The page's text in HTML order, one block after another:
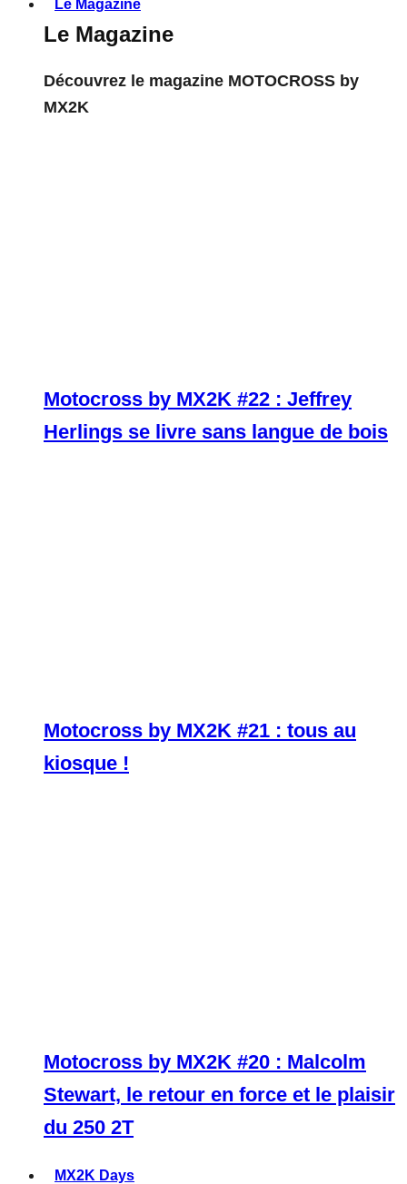
Le Magazine
Le Magazine
Découvrez le magazine MOTOCROSS by
MX2K
Motocross by MX2K #22 : Jeffrey
Herlings se livre sans langue de bois
Motocross by MX2K #21 : tous au
kiosque !
Motocross by MX2K #20 : Malcolm
Stewart, le retour en force et le plaisir
du 250 2T
MX2K Days